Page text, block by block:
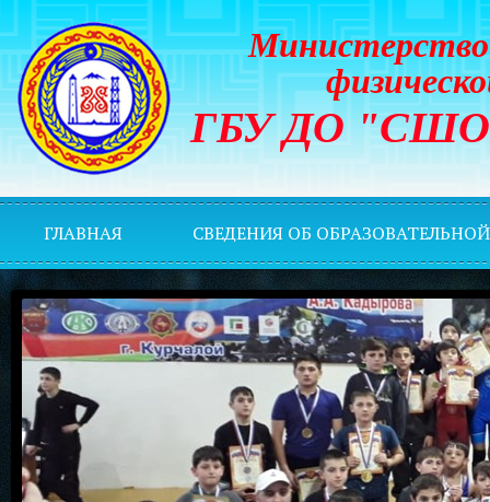
Министерство
ГБУ ДО "СШОР
ГЛАВНАЯ СВЕДЕНИЯ ОБ